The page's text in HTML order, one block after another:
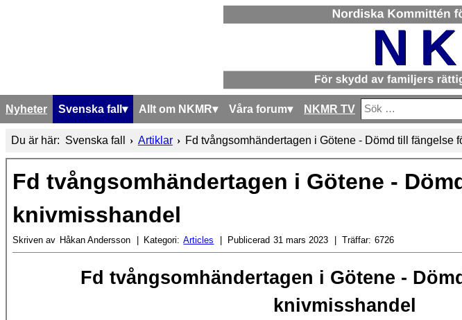
Nyheter Svenska fall Allt om NKMR Våra forum NKMR TV
Sök
Type 2 or more
Du är här: Svenska fall Artiklar Fd tvångsomhändertagen i Götene - Dömd till fängelse
Fd tvångsomhändertagen i Götene -
knivmisshandel
Skriven av Håkan Andersson Kategori: Articles Publicerad 31 mars 2023 Träffar: 6726
Fd tvångsomhändertagen i Götene -
knivmisshandel